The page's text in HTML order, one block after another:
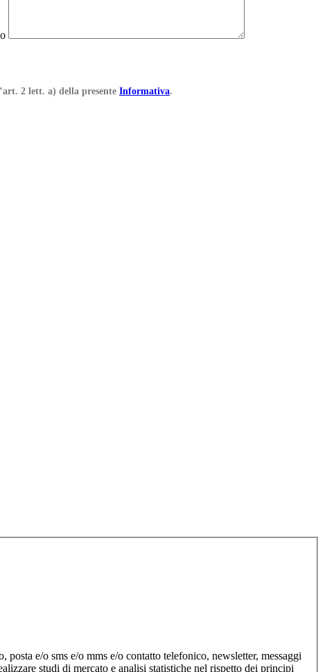
2 lett. a) della presente Informativa.
posta e/o sms e/o mms e/o contatto telefonico, newsletter, messaggi
studi di mercato e analisi statistiche nel rispetto dei principi